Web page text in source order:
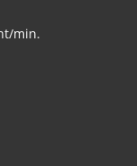
min.